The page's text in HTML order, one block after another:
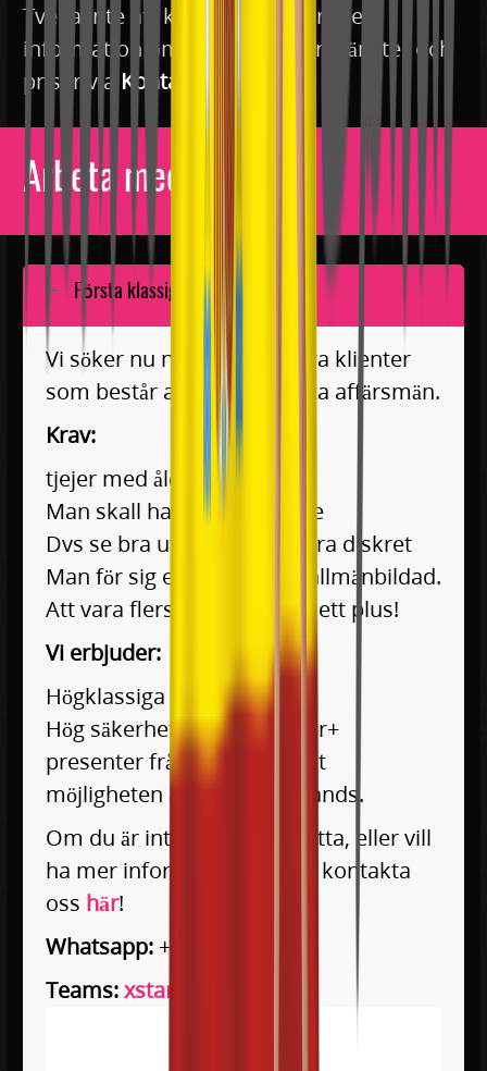
Tveka inte att kontakta oss för mer
information om våra modeller, tjänster och
priser via Kontakta oss
Arbeta med oss
Första klassiga escorter!
Vi söker nu nya tjejer till våra klienter
som består av högt uppsatta affärsmän.
Krav:
tjejer med åldern 18-35 år.
Man skall ha ett vårdat yttre
Dvs se bra ut och kunna vara diskret
Man för sig elegant och är allmänbildad.
Att vara flerspråkig är alltid ett plus!
Vi erbjuder:
Högklassiga träffar
Hög säkerhet och höga löner+
presenter från klienter samt
möjligheten att resa utomlands.
Om du är intresserad av detta, eller vill
ha mer information kan du kontakta
oss här!
Whatsapp: +34 611 568 935
Teams:xstars-spain